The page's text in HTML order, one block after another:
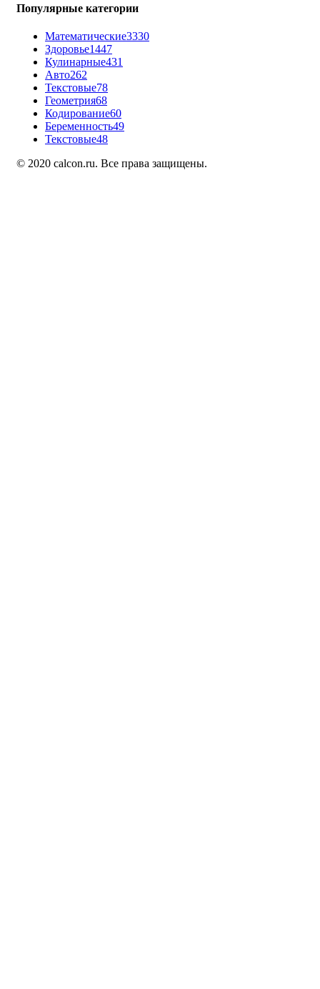
Популярные категории
Математические3330
Здоровье1447
Кулинарные431
Авто262
Текстовые78
Геометрия68
Кодирование60
Беременность49
Текстовые48
© 2020 calcon.ru. Все права защищены.